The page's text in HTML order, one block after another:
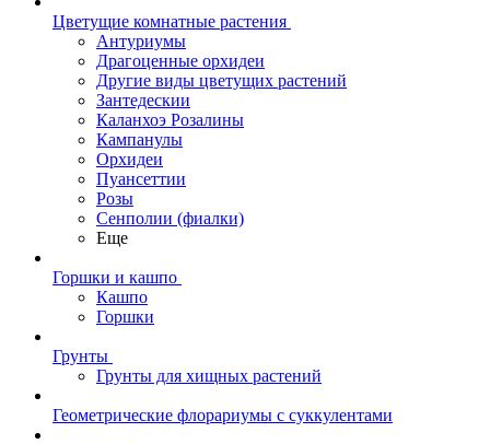
Цветущие комнатные растения
Антуриумы
Драгоценные орхидеи
Другие виды цветущих растений
Зантедескии
Каланхоэ Розалины
Кампанулы
Орхидеи
Пуансеттии
Розы
Сенполии (фиалки)
Еще
Горшки и кашпо
Кашпо
Горшки
Грунты
Грунты для хищных растений
Геометрические флорариумы с суккулентами